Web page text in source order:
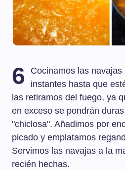
6
Cocinamos las
instantes hasta que
las retiramos del fuego, ya
en exceso se pondrán
"chiclosa". Añadimos por
picado y emplatamos
Servimos las navajas a la
recién hechas.